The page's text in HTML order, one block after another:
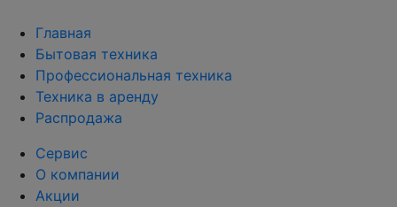
Главная
Бытовая техника
Профессиональная техника
Техника в аренду
Распродажа
Сервис
О компании
Акции